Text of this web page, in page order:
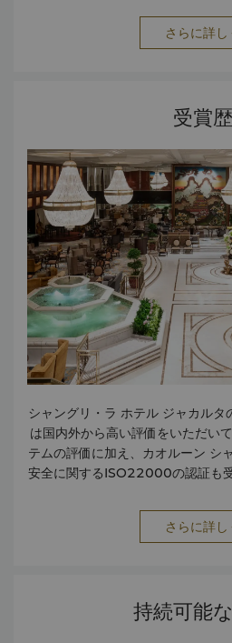
ップ ショッピングアーケード 飲食 ルームサービス（24時
間） レストラン4軒 ペーストリーショップ バー ロビーラウ
ンジ
さらに詳し
受賞歴
シャングリ・ラ ホテル ジャカルタ
は国内外から高い評価をいただい
テムの評価に加え、カオルーン シ
安全に関するISO22000の認証も
2026」でシャンパレスがミシュラン一
トレーティングのハラール イン
ル フレンドリー コミュニティの
さらに詳し
持続可能